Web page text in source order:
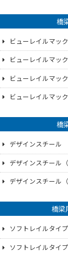
橋
ビューレイルマッ
ビューレイルマッ
ビューレイルマ
ビューレイルマ
橋
デザインスチール
デザインスチール
デザインスチール
橋梁
ソフトレイルタイ
ソフトレイルタイ